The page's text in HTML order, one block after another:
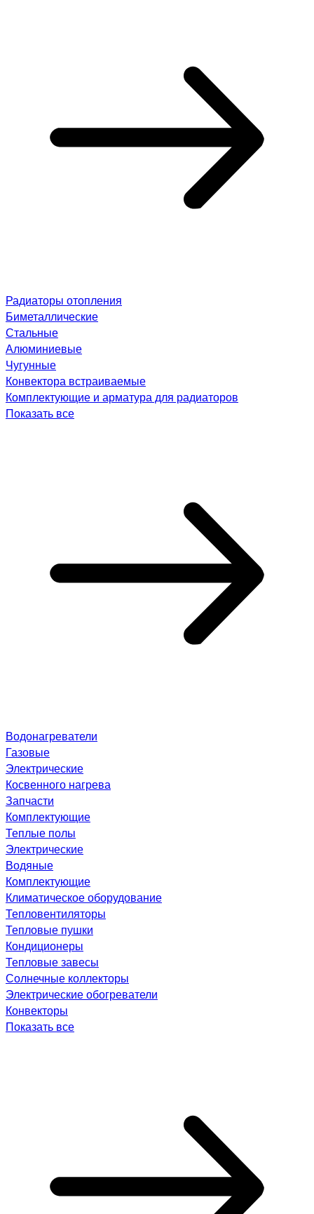
Радиаторы отопления
Биметаллические
Стальные
Алюминиевые
Чугунные
Конвектора встраиваемые
Комплектующие и арматура для радиаторов
Показать все
Водонагреватели
Газовые
Электрические
Косвенного нагрева
Запчасти
Комплектующие
Теплые полы
Электрические
Водяные
Комплектующие
Климатическое оборудование
Тепловентиляторы
Тепловые пушки
Кондиционеры
Тепловые завесы
Солнечные коллекторы
Электрические обогреватели
Конвекторы
Показать все